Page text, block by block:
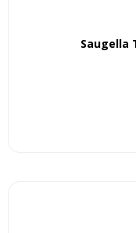
Saugella